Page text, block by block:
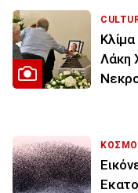
Λάκη